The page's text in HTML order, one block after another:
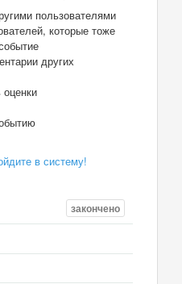
пользователями
которые тоже
других
оценки
в систему!
закончено